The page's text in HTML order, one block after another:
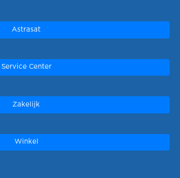
Astrasat
Service Center
Zakelijk
Winkel